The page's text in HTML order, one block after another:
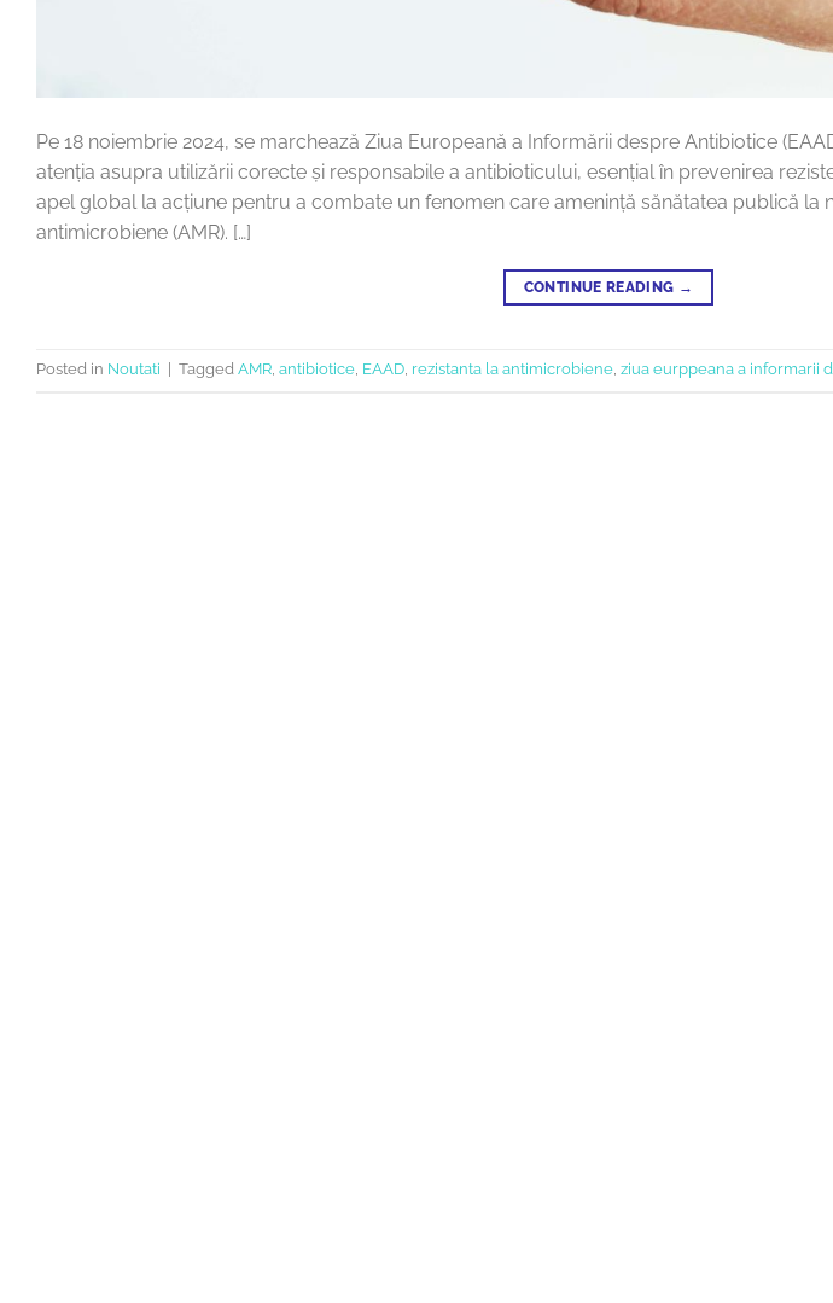
Pe 18 noiembrie 2024, se marchează Ziua Europeană a Informării despre Antibiotice
atenția asupra utilizării corecte și responsabile a antibioticului, esențial în prevenirea
apel global la acțiune pentru a combate un fenomen care amenință sănătatea publică la
antimicrobiene (AMR). […]
CONTINUE READING →
Posted in Noutati Tagged AMR, antibiotice, EAAD, rezistanta la antimicrobiene, ziua eurppeana a informarii